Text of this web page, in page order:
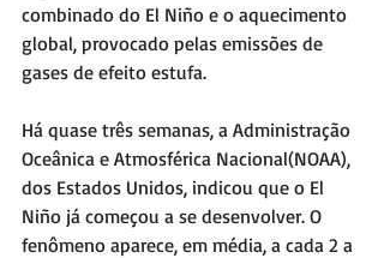
combinado do El Niño e o aquecimento
global, provocado pelas emissões de
gases de efeito estufa.
Há quase três semanas, a Administração
Oceânica e Atmosférica Nacional(NOAA),
dos Estados Unidos, indicou que o El
Niño já começou a se desenvolver. O
fenômeno aparece, em média, a cada 2 a